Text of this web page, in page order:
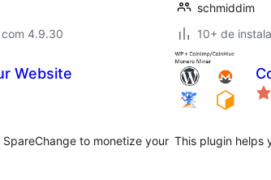
4.9.30
schmiddim
10+ de
Website
to monetize your This plugin helps